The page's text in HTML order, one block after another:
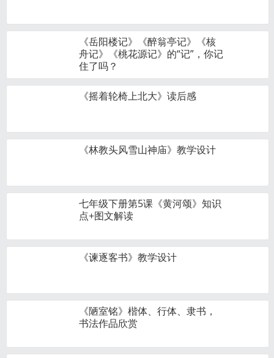
《岳阳楼记》《醉翁亭记》《核
舟记》《桃花源记》的“记”，你记
住了吗？
《摇着轮椅上北大》读后感
《林教头风雪山神庙》教学设计
七年级下册第5课《黄河颂》知识
点+图文解读
《谏逐客书》教学设计
《陋室铭》楷体、行体、隶书，
书法作品欣赏